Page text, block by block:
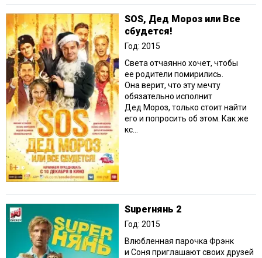
SOS, Дед Мороз или Все
сбудется!
Год: 2015
Света отчаянно хочет, чтобы
ее родители помирились.
Она верит, что эту мечту
обязательно исполнит
Дед Мороз, только стоит найти
его и попросить об этом. Как же
кс...
Superнянь 2
Год: 2015
Влюбленная парочка Фрэнк
и Соня приглашают своих друзей